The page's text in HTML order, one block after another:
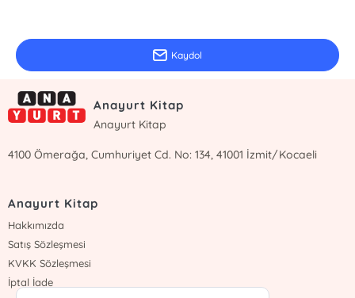
Kaydol
Anayurt Kitap
Anayurt Kitap
4100 Ömerağa, Cumhuriyet Cd. No: 134, 41001 İzmit/Kocaeli
Anayurt Kitap
Hakkımızda
Satış Sözleşmesi
KVKK Sözleşmesi
İptal İade